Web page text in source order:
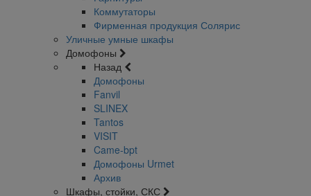
Коммутаторы
Фирменная продукция Солярис
Уличные умные шкафы
Домофоны
Назад
Домофоны
Fanvil
SLINEX
Tantos
VISIT
Came-bpt
Домофоны Urmet
Архив
Шкафы, стойки, СКС